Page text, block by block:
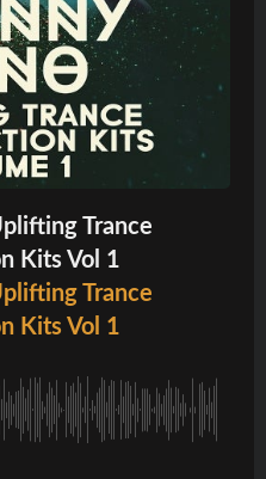
Trance
Kits Vol 1
Trance
Kits Vol 1